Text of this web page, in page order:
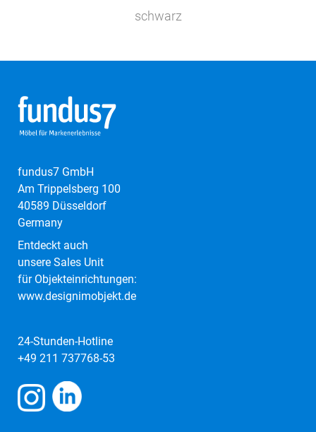
schwarz
fundus7 GmbH
Am Trippelsberg 100
40589 Düsseldorf
Germany
Entdeckt auch
unsere Sales Unit
für Objekteinrichtungen:
www.designimobjekt.de
24-Stunden-Hotline
+49 211 737768-53